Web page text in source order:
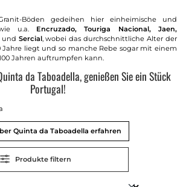
Böden gedeihen hier einheimische und
u.a. Encruzado, Touriga Nacional, Jaen,
Sercial, wobei das durchschnittliche Alter der
Jahre liegt und so manche Rebe sogar mit einem
Jahren auftrumpfen kann.
da Taboadella, genießen Sie ein Stück
Portugal!
Quinta da Taboadella erfahren
Produkte filtern